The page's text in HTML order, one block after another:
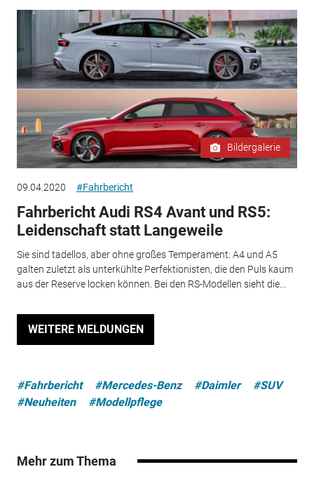
Bildergalerie
09.04.2020 #Fahrbericht
Fahrbericht Audi RS4 Avant und RS5:
Leidenschaft statt Langeweile
Sie sind tadellos, aber ohne großes Temperament: A4 und A5
galten zuletzt als unterkühlte Perfektionisten, die den Puls kaum
aus der Reserve locken können. Bei den RS-Modellen sieht die...
WEITERE MELDUNGEN
#Fahrbericht #Mercedes-Benz #Daimler
#SUV
#Neuheiten
#Modellpflege
Mehr zum Thema